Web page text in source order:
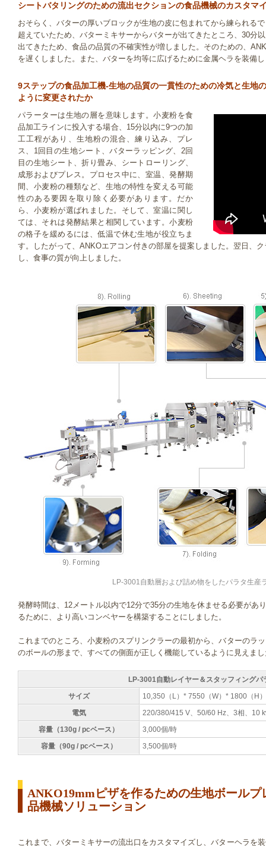
シートバタリングのための流出セクションの食品機械のカスタマ
おそらく、バターの厚いブロックが生地の皮に包まれてから練られる
超えていたため、バターミキサーからバターが出てきたところ、30分
出てきたため、食品の品質の不確実性が増しました。そのための、
を遅くしました。また、バターを均等に広げるために金属ヘラを装備
9ステップの食品加工機-生地の品質の一貫性のための冷気と生地
ように変更されたか
パラーターは生地の層を意味します。小麦粉を食
品加工ラインに投入する場合、15分以内に9つの加
工工程があり、生地粉の混合、練り込み、プレ
ス、1回目の生地シート、バターラッピング、2回
目の生地シート、折り畳み、シートローリング、
成形およびプレス。プロセス中に、室温、発酵期
間、小麦粉の種類など、生地の特性を変える可能
性のある要因を取り除く必要があります。だか
ら、小麦粉が選ばれました。そして、室温に関し
ては、それは発酵結果と相関しています。小麦粉
の格子を緩めるには、低温で休む生地が役立ちま
す。したがって、ANKOエアコン付きの部屋を提案しました。翌日、
し、食事の質が向上しました。
LP-3001自動層および詰め物をしたパラタ生産
発酵時間は、12メートル以内で12分で35分の生地を休ませる必要があ
るために、より高いコンベヤーを構築することにしました。
これまでのところ、小麦粉のスプリンクラーの最初から、バターのラ
のボールの形まで、すべての側面が正しく機能しているように見えま
LP-3001自動レイヤー＆スタッフィングパ
サイズ
10,350（L）* 7550（W）* 1800（H
電気
220/380/415 V、50/60 Hz、3相、10
容量（130g / pcベース）
3,000個/時
容量（90g / pcベース）
3,500個/時
ANKO19mmピザを作るための生地ボール
品機械ソリューション
これまで、バターミキサーの流出口をカスタマイズし、バターヘラを